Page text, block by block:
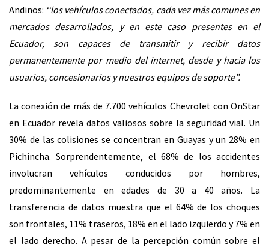
Andinos: ‘‘los vehículos conectados, cada vez más comunes en
mercados desarrollados, y en este caso presentes en el
Ecuador, son capaces de transmitir y recibir datos
permanentemente por medio del internet, desde y hacia los
usuarios, concesionarios y nuestros equipos de soporte”.
La conexión de más de 7.700 vehículos Chevrolet con OnStar
en Ecuador revela datos valiosos sobre la seguridad vial. Un
30% de las colisiones se concentran en Guayas y un 28% en
Pichincha. Sorprendentemente, el 68% de los accidentes
involucran vehículos conducidos por hombres,
predominantemente en edades de 30 a 40 años. La
transferencia de datos muestra que el 64% de los choques
son frontales, 11% traseros, 18% en el lado izquierdo y 7% en
el lado derecho. A pesar de la percepción común sobre el